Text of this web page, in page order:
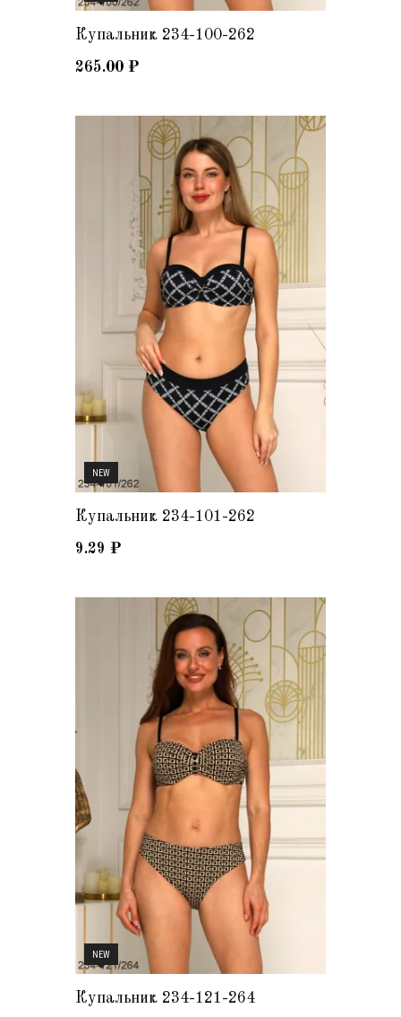
Купальник 234-100-262
265.00 ₽
NEW
Купальник 234-101-262
9.29 ₽
NEW
Купальник 234-121-264